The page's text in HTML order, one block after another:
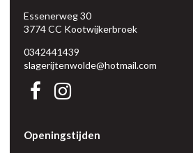
Essenerweg 30
3774 CC Kootwijkerbroek
0342441439
slagerijtenwolde@hotmail.com
Openingstijden